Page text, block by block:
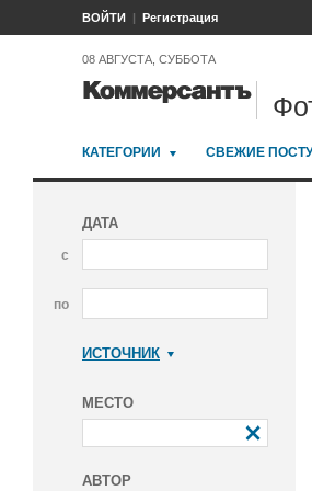
ВОЙТИ Регистрация
08 АВГУСТА, СУББОТА
КАТЕГОРИИ СВЕЖИЕ
ДАТА
с
по
ИСТОЧНИК
МЕСТО
АВТОР